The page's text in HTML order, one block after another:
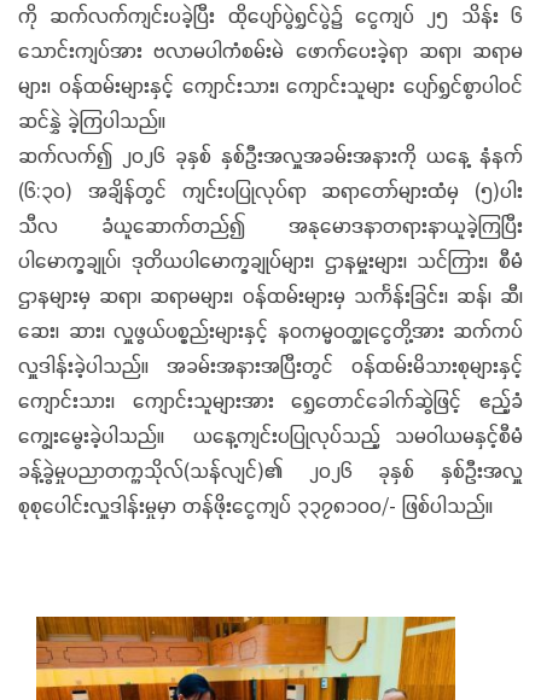
ကို ဆက်လက်ကျင်းပခဲ့ပြီး ထိုပျော်ပွဲရွှင်ပွဲ၌ ငွေကျပ် ၂၅ သိန်း ၆
သောင်းကျပ်အား ဗလာမပါကံစမ်းမဲ ဖောက်ပေးခဲ့ရာ ဆရာ၊ ဆရာမ
များ၊ ဝန်ထမ်းများနှင့် ကျောင်းသား၊ ကျောင်းသူများ ပျော်ရွှင်စွာပါဝင်
ဆင်နွှဲ ခဲ့ကြပါသည်။
ဆက်လက်၍ ၂၀၂၆ ခုနှစ် နှစ်ဦးအလှူအခမ်းအနားကို ယနေ့ နံနက်
(၆:၃၀) အချိန်တွင် ကျင်းပပြုလုပ်ရာ ဆရာတော်များထံမှ (၅)ပါး
သီလ ခံယူဆောက်တည်၍ အနုမောဒနာတရားနာယူခဲ့ကြပြီး
ပါမောက္ခချုပ်၊ ဒုတိယပါမောက္ခချုပ်များ၊ ဌာနမှူးများ၊ သင်ကြား၊ စီမံ
ဌာနများမှ ဆရာ၊ ဆရာမများ၊ ဝန်ထမ်းများမှ သင်္ကန်းခြင်း၊ ဆန်၊ ဆီ၊
ဆေး၊ ဆား၊ လှူဖွယ်ပစ္စည်းများနှင့် နဝကမ္မဝတ္ထုငွေတို့အား ဆက်ကပ်
လှူဒါန်းခဲ့ပါသည်။ အခမ်းအနားအပြီးတွင် ဝန်ထမ်းမိသားစုများနှင့်
ကျောင်းသား၊ ကျောင်းသူများအား ရွှေတောင်ခေါက်ဆွဲဖြင့် ဧည့်ခံ
ကျွေးမွေးခဲ့ပါသည်။ ယနေ့ကျင်းပပြုလုပ်သည့် သမဝါယမနှင့်စီမံ
ခန့်ခွဲမှုပညာတက္ကသိုလ်(သန်လျင်)၏ ၂၀၂၆ ခုနှစ် နှစ်ဦးအလှူ
စုစုပေါင်းလှူဒါန်းမှုမှာ တန်ဖိုးငွေကျပ် ၃၃၇၈၁၀၀/- ဖြစ်ပါသည်။